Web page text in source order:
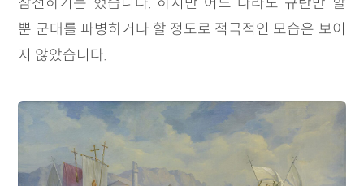
뿐 군대를 파병하거나 할 정도로 적극적인 모습은 보이
지 않았습니다.